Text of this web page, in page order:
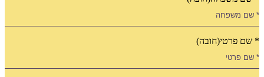
(חובה)